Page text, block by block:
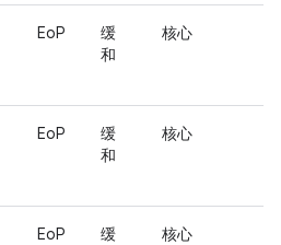
EoP
缓
和
核心
EoP
缓
和
核心
EoP
缓
核心